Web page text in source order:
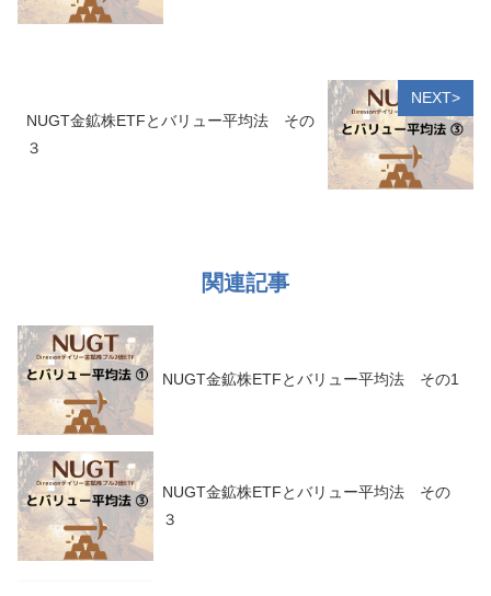
NEXT>
NUGT金鉱株ETFとバリュー平均法 その
３
関連記事
NUGT金鉱株ETFとバリュー平均法 その1
NUGT金鉱株ETFとバリュー平均法 その
３